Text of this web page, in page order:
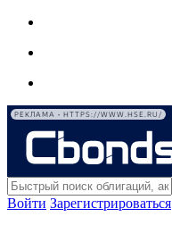
РЕКЛАМА • HTTPS://WWW.HSE.RU/
Войти Зарегистрироваться